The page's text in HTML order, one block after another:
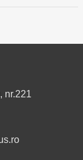
nr.221